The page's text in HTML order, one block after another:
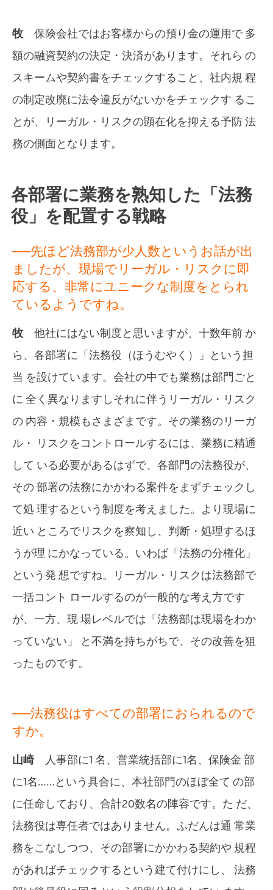
牧保険会社ではお客様からの預り金の運用で 多
額の融資契約の決定・決済があります。それら の
スキームや契約書をチェックすること、社内規 程
の制定改廃に法令違反がないかをチェックす るこ
とが、リーガル・リスクの顕在化を抑える予防 法
務の側面となります。
各部署に業務を熟知した「法務
役」を配置する戦略
──先ほど法務部が少人数というお話が出
ましたが、現場でリーガル・リスクに即
応する、非常にユニークな制度をとられ
ているようですね。
牧他社にはない制度と思いますが、十数年前 か
ら、各部署に「法務役（ほうむやく）」という担
当 を設けています。会社の中でも業務は部門ごと
に 全く異なりますしそれに伴うリーガル・リスク
の 内容・規模もさまざまです。その業務のリーガ
ル・ リスクをコントロールするには、業務に精通
して いる必要があるはずで、各部門の法務役が、
その 部署の法務にかかわる案件をまずチェックし
て処 理するという制度を考えました。より現場に
近い ところでリスクを察知し、判断・処理するほ
うが理 にかなっている。いわば「法務の分権化」
という発 想ですね。リーガル・リスクは法務部で
一括コント ロールするのが一般的な考え方です
が、一方、現 場レベルでは「法務部は現場をわか
っていない」 と不満を持ちがちで、その改善を狙
ったものです。
──法務役はすべての部署におられるので
すか。
山崎人事部に1 名、営業統括部に1名、保険金 部
に1名……という具合に、本社部門のほぼ全て の部
に任命しており、合計20数名の陣容です。た だ、
法務役は専任者ではありません。ふだんは通 常業
務をこなしつつ、その部署にかかわる契約や 規程
があればチェックするという建て付けにし、 法務